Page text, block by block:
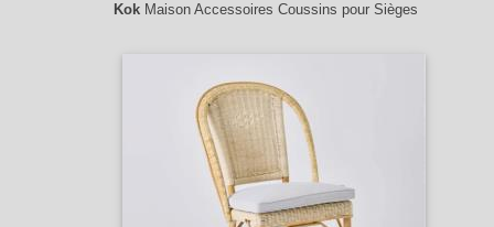
KokMaison Accessoires Coussins pour Sièges